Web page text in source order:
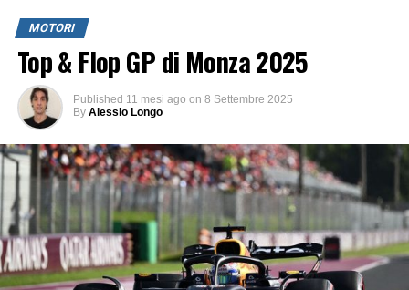
MOTORI
Top & Flop GP di Monza 2025
Published 11 mesi ago on 8 Settembre 2025
By Alessio Longo